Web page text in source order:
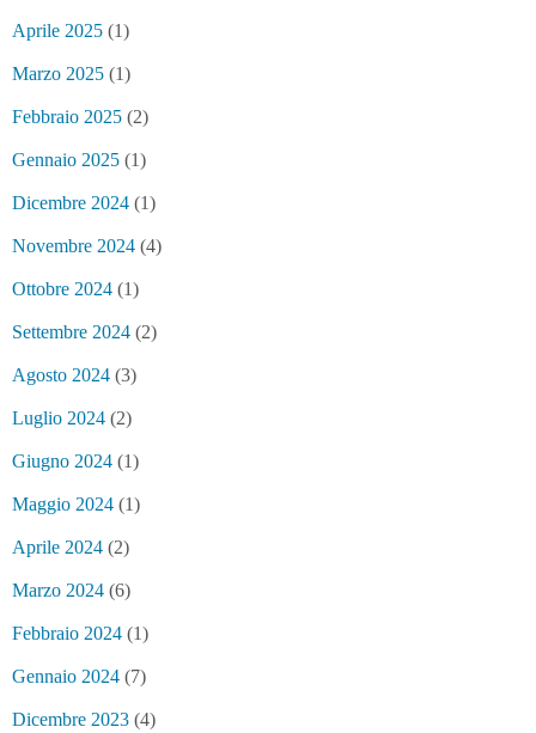
Aprile 2025 (1)
Marzo 2025 (1)
Febbraio 2025 (2)
Gennaio 2025 (1)
Dicembre 2024 (1)
Novembre 2024 (4)
Ottobre 2024 (1)
Settembre 2024 (2)
Agosto 2024 (3)
Luglio 2024 (2)
Giugno 2024 (1)
Maggio 2024 (1)
Aprile 2024 (2)
Marzo 2024 (6)
Febbraio 2024 (1)
Gennaio 2024 (7)
Dicembre 2023 (4)